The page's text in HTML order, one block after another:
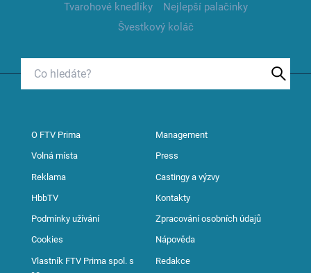
Tvarohové knedlíky
Nejlepší palačinky
Švestkový koláč
O FTV Prima Management
Volná místa Press
Reklama Castingy a výzvy
HbbTV Kontakty
Podmínky užívání Zpracování osobních údajů
Cookies Nápověda
Vlastník FTV Prima spol. s
Redakce